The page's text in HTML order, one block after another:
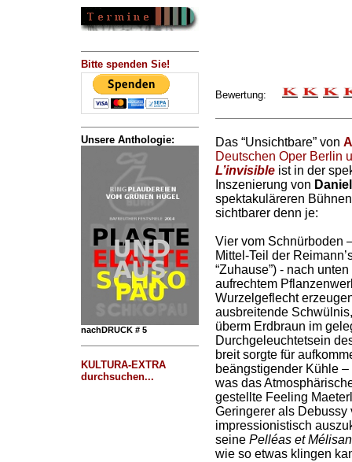
Bitte spenden Sie!
Unsere Anthologie:
nachDRUCK # 5
KULTURA-EXTRA
durchsuchen...
Bewertung:
Das “Unsichtbare” von
Deutschen Oper Berlin
L’invisibleist in der
Inszenierung von
spektakuläreren
sichtbarer denn je:
Vier vom Schnürboden
Mittel-Teil der
“Zuhause”) - nach
aufrechtem
Wurzelgeflecht
ausbreitende
überm Erdbraun im
Durchgeleuchtetsein
breit sorgte für
beängstigender Kühle
was das
gestellte Feeling
Geringerer als Debussy
impressionistisch
seine Pelléas et
wie so etwas klingen